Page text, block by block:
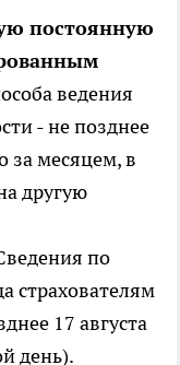
постоянную
ведения
- не позднее
за месяцем, в
другую
по
страхователям
17 августа
день).